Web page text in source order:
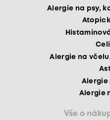
Alergie na psy,
Alergie na
Alergie
Alergie
Vše o